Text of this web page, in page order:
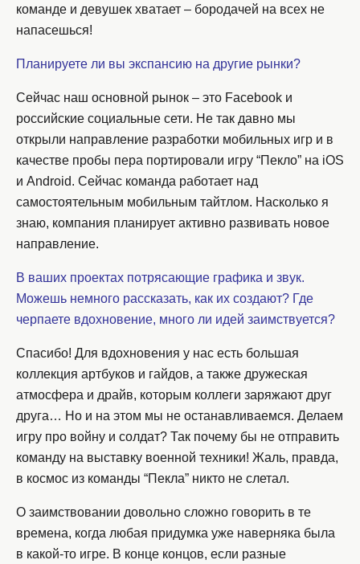
команде и девушек хватает – бородачей на всех не
напасешься!
Планируете ли вы экспансию на другие рынки?
Сейчас наш основной рынок – это Facebook и
российские социальные сети. Не так давно мы
открыли направление разработки мобильных игр и в
качестве пробы пера портировали игру “Пекло” на iOS
и Android. Сейчас команда работает над
самостоятельным мобильным тайтлом. Насколько я
знаю, компания планирует активно развивать новое
направление.
В ваших проектах потрясающие графика и звук.
Можешь немного рассказать, как их создают? Где
черпаете вдохновение, много ли идей заимствуется?
Спасибо! Для вдохновения у нас есть большая
коллекция артбуков и гайдов, а также дружеская
атмосфера и драйв, которым коллеги заряжают друг
друга… Но и на этом мы не останавливаемся. Делаем
игру про войну и солдат? Так почему бы не отправить
команду на выставку военной техники! Жаль, правда,
в космос из команды “Пекла” никто не слетал.
О заимствовании довольно сложно говорить в те
времена, когда любая придумка уже наверняка была
в какой-то игре. В конце концов, если разные